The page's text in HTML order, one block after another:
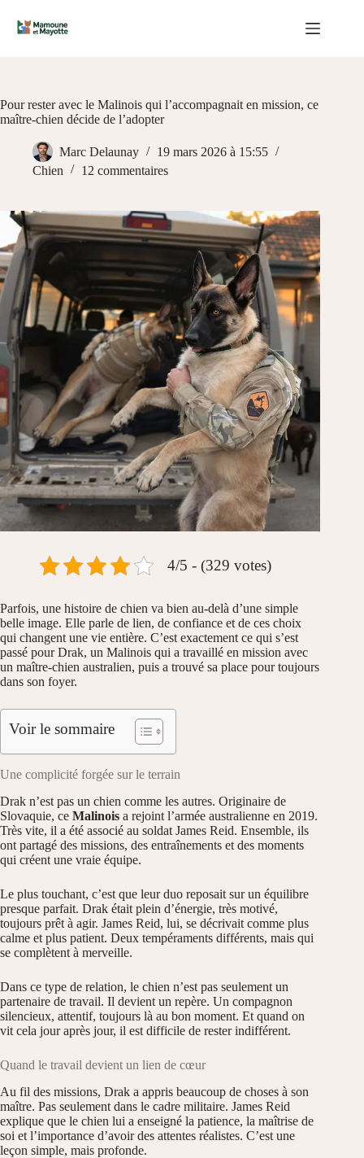
contenu
Pour rester avec le Malinois qui l’accompagnait en mission, ce
maître-chien décide de l’adopter
Marc Delaunay
19 mars 2026 à 15:55
Chien
12 commentaires
4/5 - (329 votes)
Parfois, une histoire de chien va bien au-delà d’une simple
belle image. Elle parle de lien, de confiance et de ces choix
qui changent une vie entière. C’est exactement ce qui s’est
passé pour Drak, un Malinois qui a travaillé en mission avec
un maître-chien australien, puis a trouvé sa place pour toujours
dans son foyer.
Voir le sommaire
Une complicité forgée sur le terrain
Drak n’est pas un chien comme les autres. Originaire de
Slovaquie, ce Malinois a rejoint l’armée australienne en 2019.
Très vite, il a été associé au soldat James Reid. Ensemble, ils
ont partagé des missions, des entraînements et des moments
qui créent une vraie équipe.
Le plus touchant, c’est que leur duo reposait sur un équilibre
presque parfait. Drak était plein d’énergie, très motivé,
toujours prêt à agir. James Reid, lui, se décrivait comme plus
calme et plus patient. Deux tempéraments différents, mais qui
se complètent à merveille.
Dans ce type de relation, le chien n’est pas seulement un
partenaire de travail. Il devient un repère. Un compagnon
silencieux, attentif, toujours là au bon moment. Et quand on
vit cela jour après jour, il est difficile de rester indifférent.
Quand le travail devient un lien de cœur
Au fil des missions, Drak a appris beaucoup de choses à son
maître. Pas seulement dans le cadre militaire. James Reid
explique que le chien lui a enseigné la patience, la maîtrise de
soi et l’importance d’avoir des attentes réalistes. C’est une
leçon simple, mais profonde.